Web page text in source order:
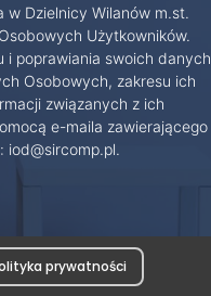
Dzielnicy Wilanów m.st.
Użytkowników.
i poprawiania swoich danych
Osobowych, zakresu ich
związanych z ich
e-maila zawierającego
iod@sircomp.pl.
prywatności